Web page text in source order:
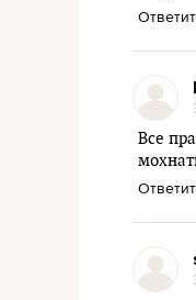
Все